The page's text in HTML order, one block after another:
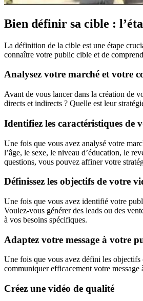
Bien définir sa cible :
La définition de la cible est une étape
connaître votre public cible et de
Analysez votre marché et votre
Avant de vous lancer dans la création de
directs et indirects ? Quelle est leur
Identifiez les caractéristiques de
Une fois que vous avez analysé votre
l’âge, le sexe, le niveau d’éducation, le
questions, vous pouvez affiner votre
Définissez les objectifs de votre
Une fois que vous avez identifié votre
Voulez-vous générer des leads ou des
à vos besoins spécifiques.
Adaptez votre message à votre
Une fois que vous avez défini les
communiquer efficacement votre
Créez une vidéo de qualité